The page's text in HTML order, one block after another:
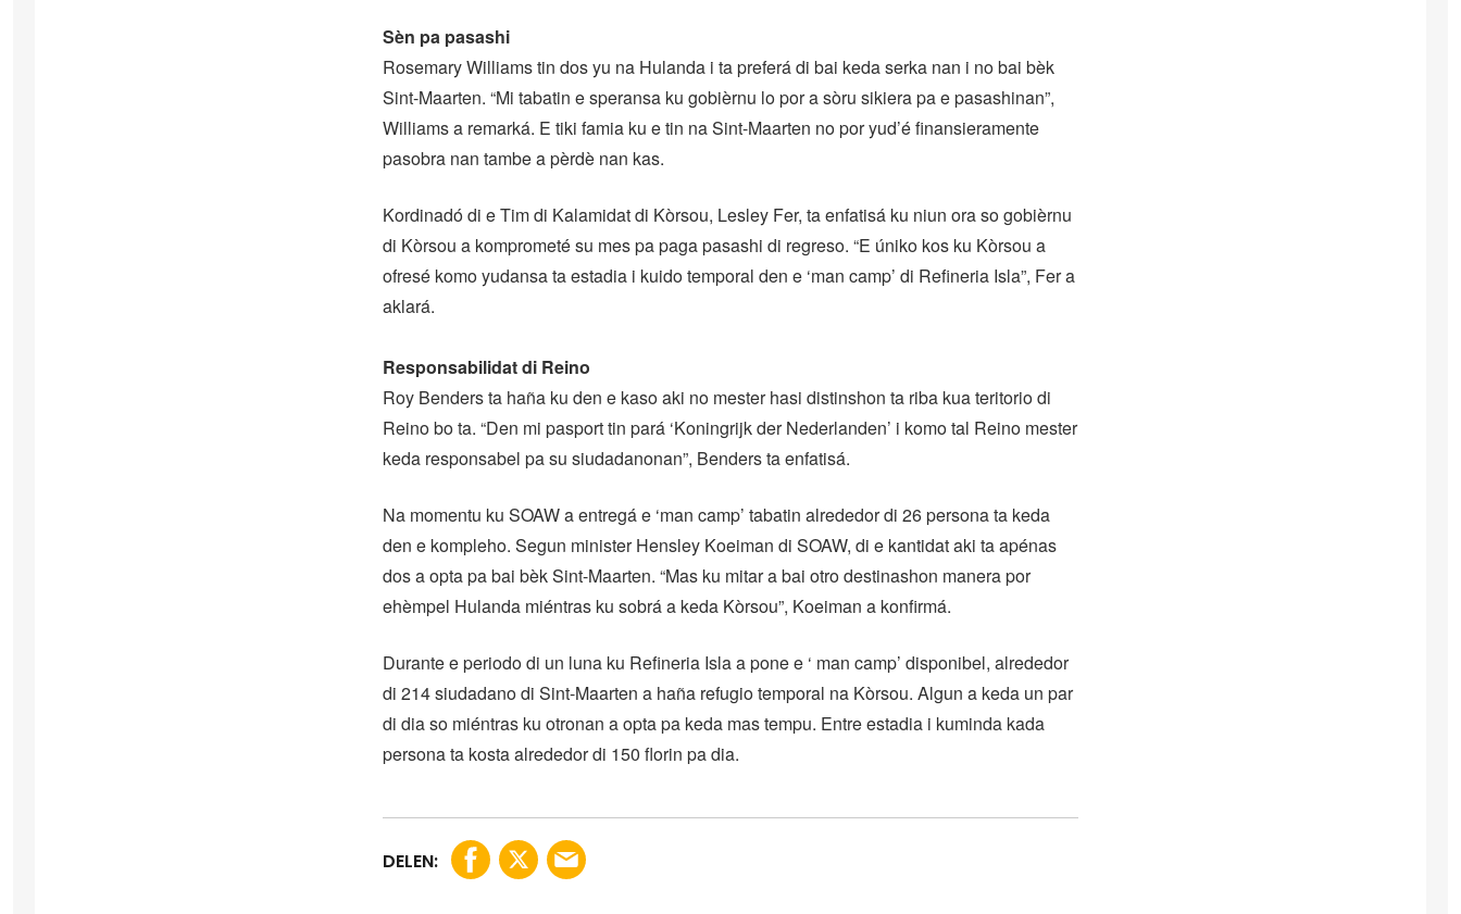
Sèn pa pasashi
Rosemary Williams tin dos yu na Hulanda i ta preferá di bai keda serka nan i no bai bèk
Sint-Maarten. “Mi tabatin e speransa ku gobièrnu lo por a sòru sikiera pa e pasashinan”,
Williams a remarká. E tiki famia ku e tin na Sint-Maarten no por yud’é finansieramente
pasobra nan tambe a pèrdè nan kas.
Kordinadó di e Tim di Kalamidat di Kòrsou, Lesley Fer, ta enfatisá ku niun ora so gobièrnu
di Kòrsou a komprometé su mes pa paga pasashi di regreso. “E úniko kos ku Kòrsou a
ofresé komo yudansa ta estadia i kuido temporal den e ‘man camp’ di Refineria Isla”, Fer a
aklará.
Responsabilidat di Reino
Roy Benders ta haña ku den e kaso aki no mester hasi distinshon ta riba kua teritorio di
Reino bo ta. “Den mi pasport tin pará ‘Koningrijk der Nederlanden’ i komo tal Reino mester
keda responsabel pa su siudadanonan”, Benders ta enfatisá.
Na momentu ku SOAW a entregá e ‘man camp’ tabatin alrededor di 26 persona ta keda
den e kompleho. Segun minister Hensley Koeiman di SOAW, di e kantidat aki ta apénas
dos a opta pa bai bèk Sint-Maarten. “Mas ku mitar a bai otro destinashon manera por
ehèmpel Hulanda miéntras ku sobrá a keda Kòrsou”, Koeiman a konfirmá.
Durante e periodo di un luna ku Refineria Isla a pone e ‘ man camp’ disponibel, alrededor
di 214 siudadano di Sint-Maarten a haña refugio temporal na Kòrsou. Algun a keda un par
di dia so miéntras ku otronan a opta pa keda mas tempu. Entre estadia i kuminda kada
persona ta kosta alrededor di 150 florin pa dia.
DELEN: